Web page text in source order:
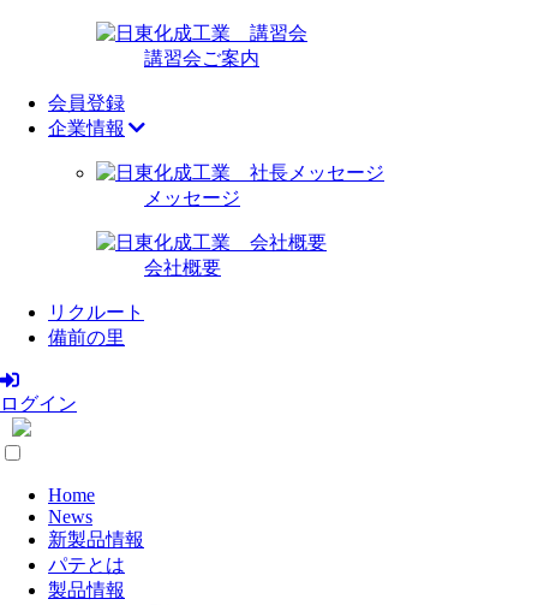
講習会ご案内
会員登録
企業情報
メッセージ
会社概要
リクルート
備前の里
ログイン
Home
News
新製品情報
パテとは
製品情報